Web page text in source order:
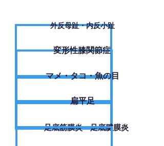
外反母趾・内反小趾
変形性膝関節症
​マメ・タコ・魚の目
扁平足
足底筋膜炎・足底腱膜炎